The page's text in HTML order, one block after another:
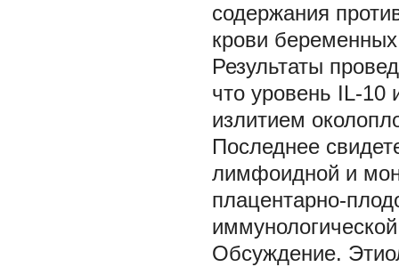
содержания
крови беременных
Результаты
что уровень IL-
излитием
Последнее
лимфоидной и
плацентарно-
Обсуждение.